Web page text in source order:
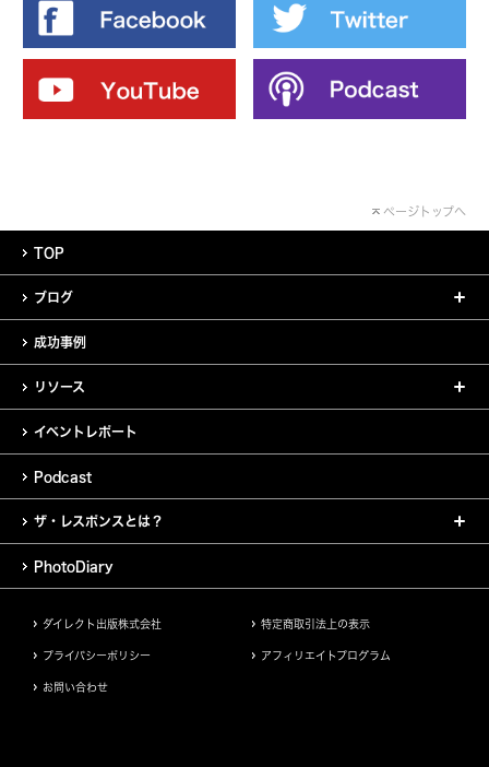
ページトップへ
TOP
ブログ
成功事例
リソース
イベントレポート
Podcast
ザ・レスポンスとは？
PhotoDiary
ダイレクト出版株式会社 特定商取引法上の表示
プライバシーポリシー アフィリエイトプログラム
お問い合わせ